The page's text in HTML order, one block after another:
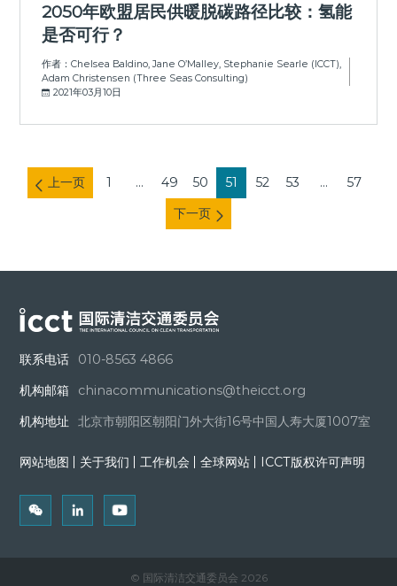
2050年欧盟居民供暖脱碳路径比较：氢能
是否可行？
作者：Chelsea Baldino, Jane O’Malley, Stephanie Searle (ICCT),
Adam Christensen (Three Seas Consulting)
2021年03月10日
上一页 1 ... 49 50 51 52 53 ...
57
下一页
联系电话
010-8563 4866
机构邮箱
chinacommunications@theicct.org
机构地址
北京市朝阳区朝阳门外大街16号中国人寿大厦1007室
网站地图 关于我们 工作机会 全球网站 ICCT版权许可声明
© 国际清洁交通委员会 2026